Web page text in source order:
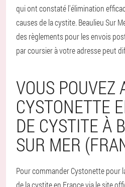
qui ont constaté l'élimination
causes de la cystite. Beaulieu Sur
des règlements pour les envois
par coursier à votre adresse peut
VOUS POUVEZ
CYSTONETTE
DE CYSTITE À
SUR MER
Pour commander Cystonette pour
de la cystite en France via le site